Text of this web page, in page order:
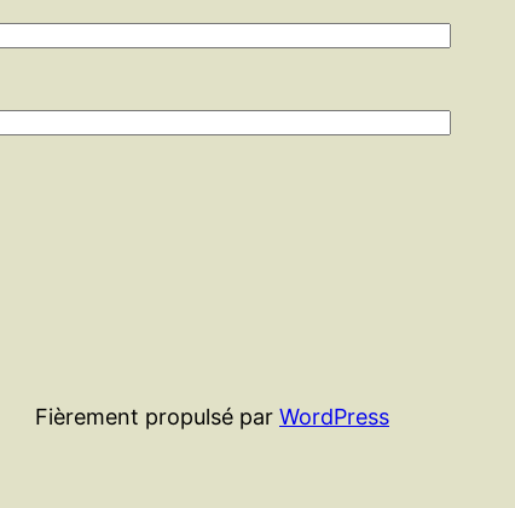
Fièrement propulsé par WordPress